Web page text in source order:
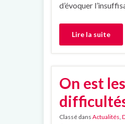
d’évoquer
Lire la suite
On est
Classé dans Actualités,